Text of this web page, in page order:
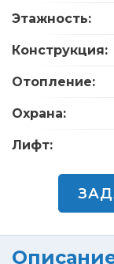
Этажность:
Конструкция:
Отопление:
Охрана:
Лифт: